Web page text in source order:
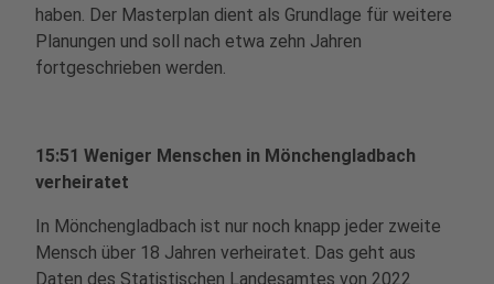
haben. Der Masterplan dient als Grundlage für weitere
Planungen und soll nach etwa zehn Jahren
fortgeschrieben werden.
15:51 Weniger Menschen in Mönchengladbach
verheiratet
In Mönchengladbach ist nur noch knapp jeder zweite
Mensch über 18 Jahren verheiratet. Das geht aus
Daten des Statistischen Landesamtes von 2022